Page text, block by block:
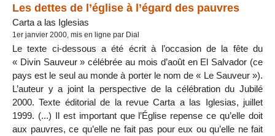
Les dettes de l’église à l’égard des pauvres
Carta a las Iglesias
1er janvier 2000, mis en ligne par Dial
Le texte ci-dessous a été écrit à l’occasion de la fête du
« Divin Sauveur » célébrée au mois d’août en El Salvador (ce
pays est le seul au monde à porter le nom de « Le Sauveur »).
L’auteur y a joint la perspective de la célébration du Jubilé
2000. Texte éditorial de la revue Carta a las Iglesias, juillet
1999. (...) Il est important que l’Église repense ce qu’elle doit
aux pauvres, ce qu’elle ne fait pas pour eux ou qu’elle ne fait